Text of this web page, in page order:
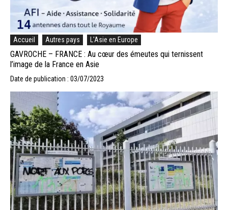
Accueil Autres pays L'Asie en Europe
GAVROCHE – FRANCE : Au cœur des émeutes qui ternissent
l’image de la France en Asie
Date de publication : 03/07/2023